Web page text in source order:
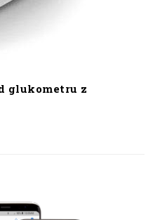
glukometru z